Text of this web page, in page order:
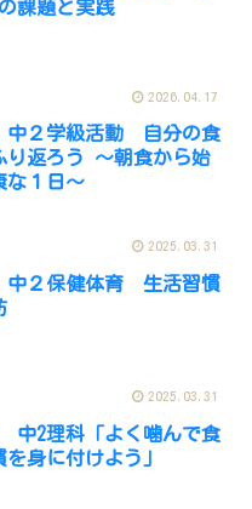
課題と実践
2026.04.17
中２学級活動 自分の食
り返ろう ～朝食から始
な１日～
2025.03.31
中２保健体育 生活習慣
2025.03.31
中2理科「よく噛んで食
身に付けよう」